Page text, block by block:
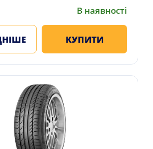
В наявності
КУПИТИ